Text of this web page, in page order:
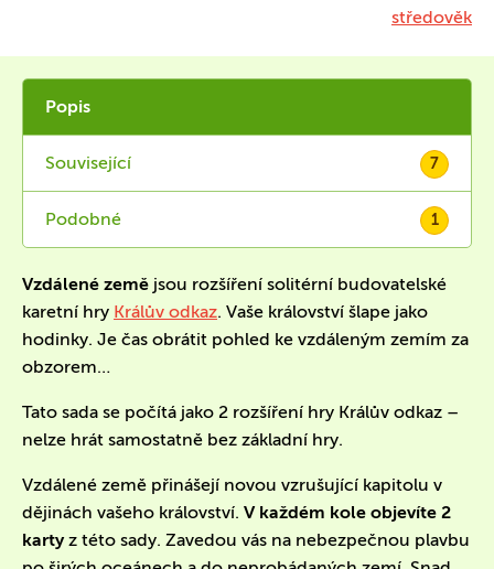
středověk
Popis
Související 7
Podobné 1
Vzdálené země jsou rozšíření solitérní budovatelské
karetní hry Králův odkaz. Vaše království šlape jako
hodinky. Je čas obrátit pohled ke vzdáleným zemím za
obzorem…
Tato sada se počítá jako 2 rozšíření hry Králův odkaz –
nelze hrát samostatně bez základní hry.
Vzdálené země přinášejí novou vzrušující kapitolu v
dějinách vašeho království. V každém kole objevíte 2
kartyz této sady. Zavedou vás na nebezpečnou plavbu